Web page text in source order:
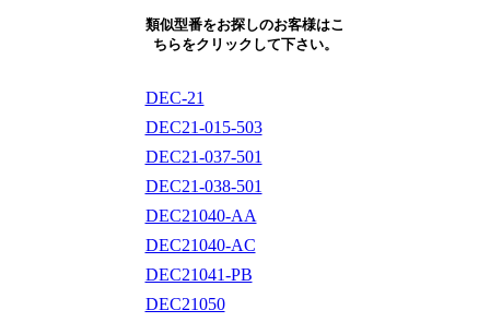
類似型番をお探しのお客様はこ
ちらをクリックして下さい。
DEC-21
DEC21-015-503
DEC21-037-501
DEC21-038-501
DEC21040-AA
DEC21040-AC
DEC21041-PB
DEC21050